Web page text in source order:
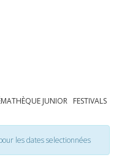
JUNIOR FESTIVALS
les dates selectionnées